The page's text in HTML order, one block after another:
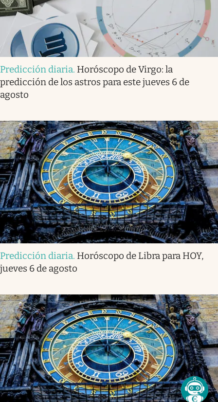
Predicción diaria. Horóscopo de Virgo: la
predicción de los astros para este jueves 6 de
agosto
Predicción diaria. Horóscopo de Libra para HOY,
jueves 6 de agosto